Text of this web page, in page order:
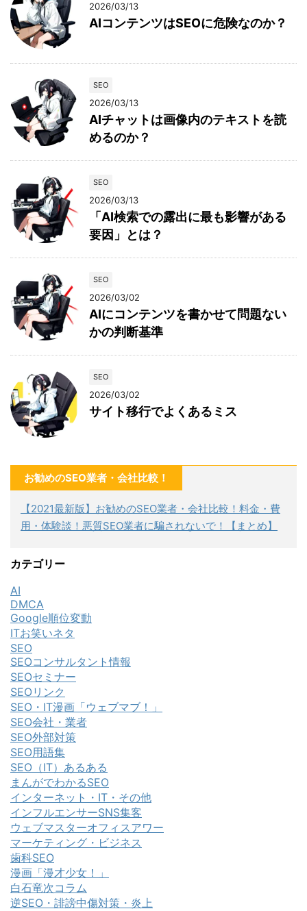
2026/03/13
AIコンテンツはSEOに危険なのか？
SEO
2026/03/13
AIチャットは画像内のテキストを読
めるのか？
SEO
2026/03/13
「AI検索での露出に最も影響がある
要因」とは？
SEO
2026/03/02
AIにコンテンツを書かせて問題ない
かの判断基準
SEO
2026/03/02
サイト移行でよくあるミス
お勧めのSEO業者・会社比較！
【2021最新版】お勧めのSEO業者・会社比較！料金・費
用・体験談！悪質SEO業者に騙されないで！【まとめ】
カテゴリー
AI
DMCA
Google順位変動
ITお笑いネタ
SEO
SEOコンサルタント情報
SEOセミナー
SEOリンク
SEO・IT漫画「ウェブマブ！」
SEO会社・業者
SEO外部対策
SEO用語集
SEO（IT）あるある
まんがでわかるSEO
インターネット・IT・その他
インフルエンサーSNS集客
ウェブマスターオフィスアワー
マーケティング・ビジネス
歯科SEO
漫画「漫才少女！」
白石竜次コラム
逆SEO・誹謗中傷対策・炎上